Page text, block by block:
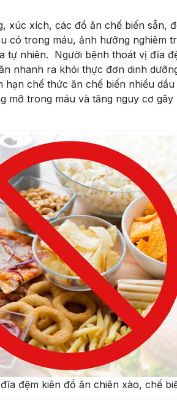
xúc xích, các đồ ăn chế biến sẵn,
có trong máu, ảnh hưởng nghiêm
tự nhiên. Người bệnh thoát vị đĩa
nhanh ra khỏi thực đơn dinh
chế thức ăn chế biến nhiều
mỡ trong máu và tăng nguy cơ
đệm kiên đồ ăn chiên xào, chế